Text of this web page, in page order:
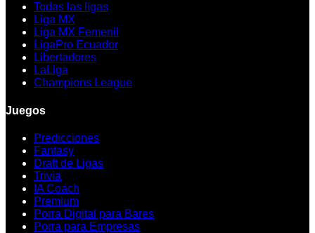
Todas las ligas
Liga MX
Liga MX Femenil
LigaPro Ecuador
Libertadores
LaLiga
Champions League
Juegos
Predicciones
Fantasy
Draft de Ligas
Trivia
IA Coach
Premium
Porra Digital para Bares
Porra para Empresas